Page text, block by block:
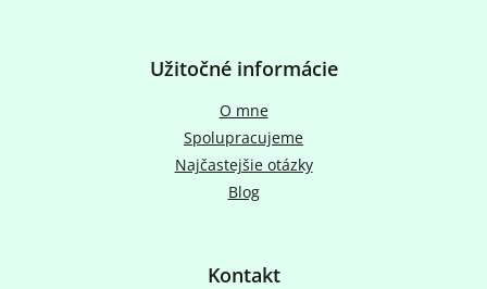
Užitočné informácie
O mne
Spolupracujeme
Najčastejšie otázky
Blog
Kontakt